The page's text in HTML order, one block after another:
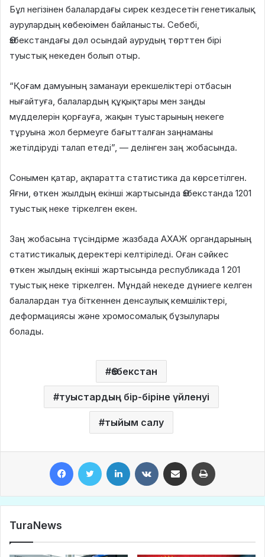
Бұл негізінен балалардағы сирек кездесетін генетикалық
аурулардың көбеюімен байланысты. Себебі,
Өзбекстандағы дәл осындай аурудың төрттен бірі
туыстық некеден болып отыр.
“Қоғам дамуының заманауи ерекшеліктері отбасын
нығайтуға, балалардың құқықтары мен заңды
мүдделерін қорғауға, жақын туыстарының некеге
тұруына жол бермеуге бағытталған заңнаманы
жетілдіруді талап етеді”, — делінген заң жобасында.
Сонымен қатар, ақпаратта статистика да көрсетілген.
Яғни, өткен жылдың екінші жартысында Өзбекстанда 1201
туыстық неке тіркелген екен.
Заң жобасына түсіндірме жазбада АХАЖ органдарының
статистикалық деректері келтіріледі. Оған сәйкес
өткен жылдың екінші жартысында республикада 1 201
туыстық неке тіркелген. Мұндай некеде дүниеге келген
балалардан туа біткеннен денсаулық кемшіліктері,
деформациясы және хромосомалық бұзылулары
болады.
Өзбекстан
туыстардың бір-біріне үйленуі
тыйым салу
TuraNews